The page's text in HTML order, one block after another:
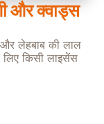
और क्वाड्स
और लेहबाब की लाल
किसी लाइसेंस